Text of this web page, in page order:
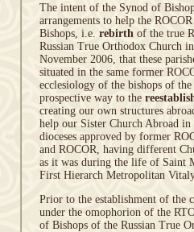
The intent of the Synod of
arrangements to help the
Bishops, i.e. rebirth of the true
Russian True Orthodox Church
November 2006, that these
situated in the same former
ecclesiology of the bishops of
prospective way to the
creating our own structures
help our Sister Church Abroad
dioceses approved by former
and ROCOR, having different
as it was during the life of Saint
First Hierarch Metropolitan
Prior to the establishment of the
under the omophorion of the
of Bishops of the Russian True